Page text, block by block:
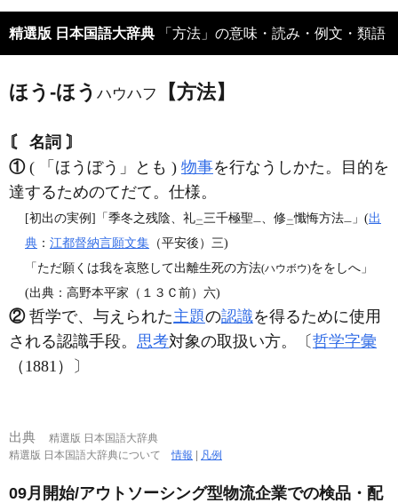
精選版 日本国語大辞典 「方法」の意味・読み・例文・類語
ほう‐ほう ハウハフ 【方法】
〘 名詞 〙
①( 「ほうぼう」とも ) 物事を行なうしかた。目的を
達するためのてだて。仕様。
[初出の実例]「季冬之残陰、礼二三千極聖一 、修二懺悔方法一 」(出
典 ： 江都督納言願文集 （平安後）三)
「ただ願くは我を哀愍して出離生死の方法(ハウボウ)ををしへ」
(出典：高野本平家（１３Ｃ前）六)
②哲学で、与えられた主題の認識を得るために使用
される認識手段。 思考対象の取扱い方。〔 哲学字彙
（1881）〕
出典
精選版 日本国語大辞典
精選版 日本国語大辞典について情報 凡例
09月開始/アウトソーシング型物流企業での検品・配